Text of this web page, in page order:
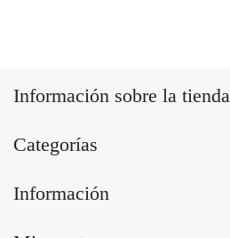
Información sobre la tienda
Categorías
Información